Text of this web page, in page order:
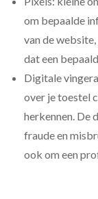
om bepaalde
van de
dat een
Digitale
over je toestel
herkennen.
fraude en
ook om een